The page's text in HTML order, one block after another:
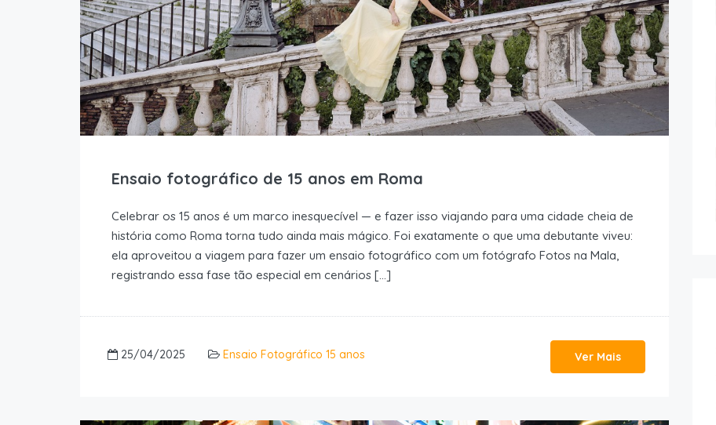
Ensaio fotográfico de 15 anos em Roma
Celebrar os 15 anos é um marco inesquecível — e fazer isso viajando para uma cidade cheia de
história como Roma torna tudo ainda mais mágico. Foi exatamente o que uma debutante viveu:
ela aproveitou a viagem para fazer um ensaio fotográfico com um fotógrafo Fotos na Mala,
registrando essa fase tão especial em cenários […]
25/04/2025 Ensaio Fotográfico 15 anos Ver Mais